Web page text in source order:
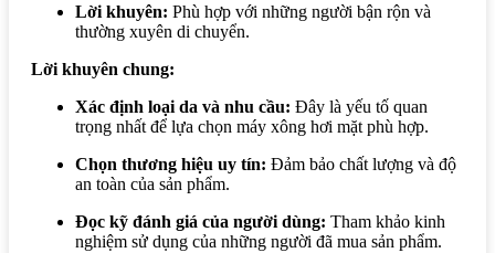
Lời khuyên: Phù hợp với những người bận rộn và
thường xuyên di chuyển.
Lời khuyên chung:
Xác định loại da và nhu cầu: Đây là yếu tố quan
trọng nhất để lựa chọn máy xông hơi mặt phù hợp.
Chọn thương hiệu uy tín: Đảm bảo chất lượng và độ
an toàn của sản phẩm.
Đọc kỹ đánh giá của người dùng: Tham khảo kinh
nghiệm sử dụng của những người đã mua sản phẩm.